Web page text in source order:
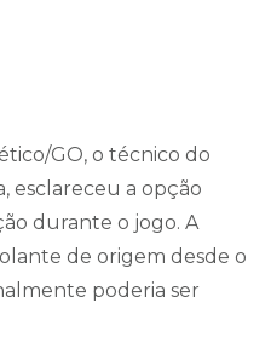
GO, o técnico do
esclareceu a opção
durante o jogo. A
de origem desde o
poderia ser